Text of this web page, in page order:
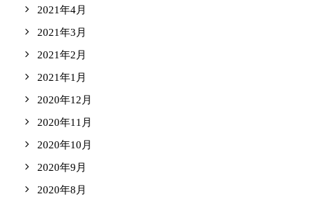
2021年4月
2021年3月
2021年2月
2021年1月
2020年12月
2020年11月
2020年10月
2020年9月
2020年8月